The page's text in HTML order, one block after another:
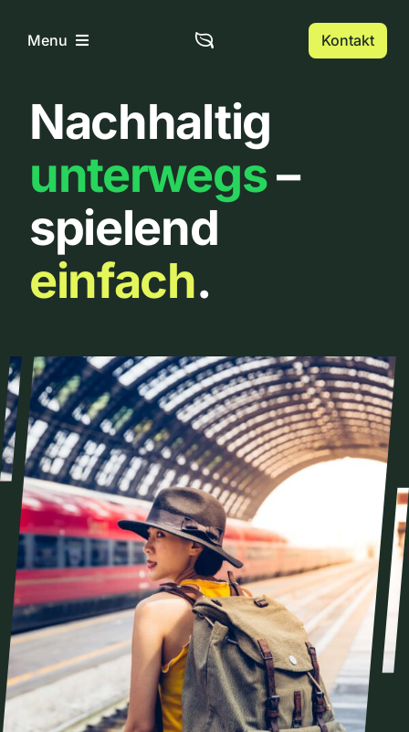
InhaltMenu
Home
Über uns
Urbanlist
Kontakt
Nachhaltig
unterwegs–
spielend
einfach.